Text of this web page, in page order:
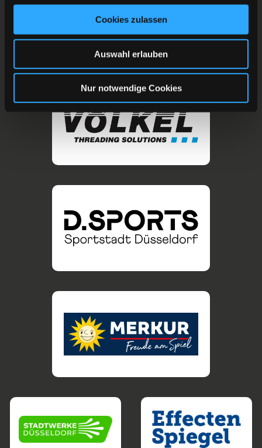
Cookies zulassen
Auswahl erlauben
Nur notwendige Cookies